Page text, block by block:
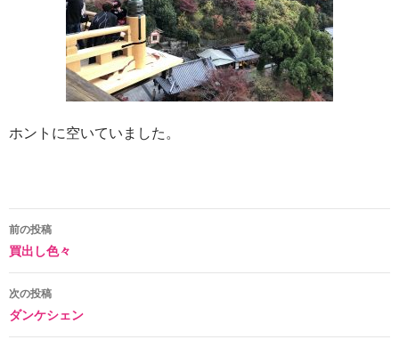
ホントに空いていました。
投
稿
ナ
ビ
前の投稿
買出し色々
次の投稿
ダンケシェン